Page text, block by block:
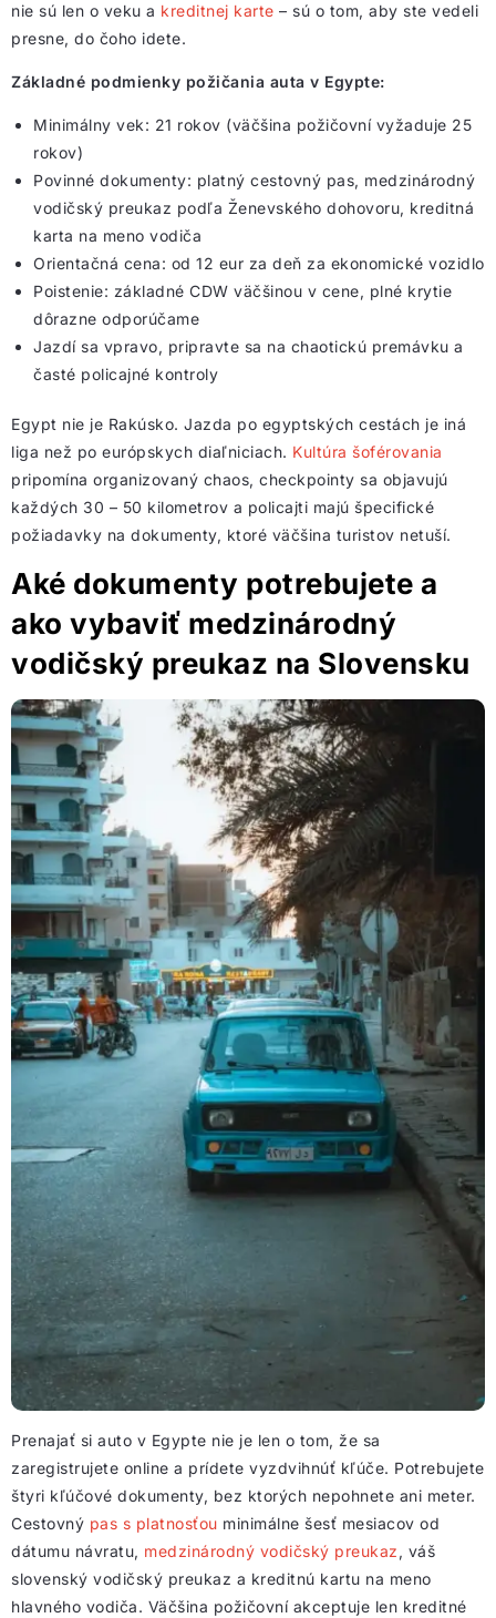
nie sú len o veku a kreditnej karte – sú o tom, aby ste vedeli
presne, do čoho idete.
Základné podmienky požičania auta v Egypte:
Minimálny vek: 21 rokov (väčšina požičovní vyžaduje 25
rokov)
Povinné dokumenty: platný cestovný pas, medzinárodný
vodičský preukaz podľa Ženevského dohovoru, kreditná
karta na meno vodiča
Orientačná cena: od 12 eur za deň za ekonomické vozidlo
Poistenie: základné CDW väčšinou v cene, plné krytie
dôrazne odporúčame
Jazdí sa vpravo, pripravte sa na chaotickú premávku a
časté policajné kontroly
Egypt nie je Rakúsko. Jazda po egyptských cestách je iná
liga než po európskych diaľniciach. Kultúra šoférovania
pripomína organizovaný chaos, checkpointy sa objavujú
každých 30 – 50 kilometrov a policajti majú špecifické
požiadavky na dokumenty, ktoré väčšina turistov netuší.
Aké dokumenty potrebujete a
ako vybaviť medzinárodný
vodičský preukaz na Slovensku
Prenajať si auto v Egypte nie je len o tom, že sa
zaregistrujete online a prídete vyzdvihnúť kľúče. Potrebujete
štyri kľúčové dokumenty, bez ktorých nepohnete ani meter.
Cestovný pas s platnosťou minimálne šesť mesiacov od
dátumu návratu, medzinárodný vodičský preukaz , váš
slovenský vodičský preukaz a kreditnú kartu na meno
hlavného vodiča. Väčšina požičovní akceptuje len kreditné